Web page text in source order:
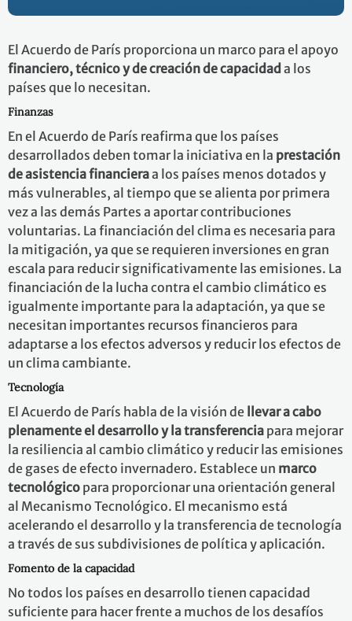
El Acuerdo de París proporciona un marco para el apoyo
financiero, técnico y de creación de capacidad a los
países que lo necesitan.
Finanzas
En el Acuerdo de París reafirma que los países
desarrollados deben tomar la iniciativa en la prestación
de asistencia financieraa los países menos dotados y
más vulnerables, al tiempo que se alienta por primera
vez a las demás Partes a aportar contribuciones
voluntarias. La financiación del clima es necesaria para
la mitigación, ya que se requieren inversiones en gran
escala para reducir significativamente las emisiones. La
financiación de la lucha contra el cambio climático es
igualmente importante para la adaptación, ya que se
necesitan importantes recursos financieros para
adaptarse a los efectos adversos y reducir los efectos de
un clima cambiante.
Tecnología
El Acuerdo de París habla de la visión de
llevar a cabo
plenamente el desarrollo y la transferencia para mejorar
la resiliencia al cambio climático y reducir las emisiones
de gases de efecto invernadero. Establece un marco
tecnológico para proporcionar una orientación general
al Mecanismo Tecnológico. El mecanismo está
acelerando el desarrollo y la transferencia de tecnología
a través de sus subdivisiones de política y aplicación.
Fomento de la capacidad
No todos los países en desarrollo tienen capacidad
suficiente para hacer frente a muchos de los desafíos